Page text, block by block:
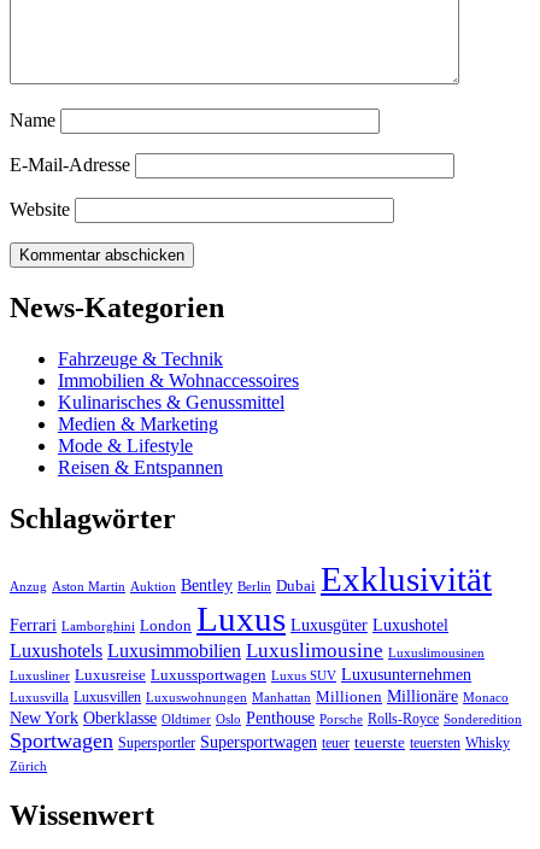
Name
E-Mail-Adresse
Website
News-Kategorien
Fahrzeuge & Technik
Immobilien & Wohnaccessoires
Kulinarisches & Genussmittel
Medien & Marketing
Mode & Lifestyle
Reisen & Entspannen
Schlagwörter
Anzug Aston Martin Auktion Bentley Berlin Dubai Exklusivität
Ferrari Lamborghini London Luxus Luxusgüter Luxushotel
Luxushotels Luxusimmobilien Luxuslimousine Luxuslimousinen
Luxusliner Luxusreise Luxussportwagen Luxus SUV Luxusunternehmen
Luxusvilla Luxusvillen Luxuswohnungen Manhattan Millionen Millionäre Monaco
New York Oberklasse Oldtimer Oslo Penthouse Porsche Rolls-Royce Sonderedition
Sportwagen Supersportler Supersportwagen teuer teuerste teuersten Whisky
Zürich
Wissenwert